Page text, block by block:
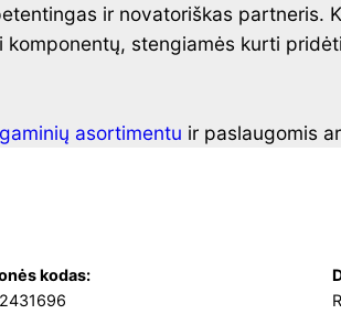
ir novatoriškas partneris.
komponentų, stengiamės kurti
asortimentu ir paslaugomis
kodas: